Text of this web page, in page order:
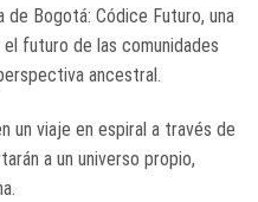
de Bogotá: Códice Futuro, una
futuro de las comunidades
ancestral.
un viaje en espiral a través de
a un universo propio,